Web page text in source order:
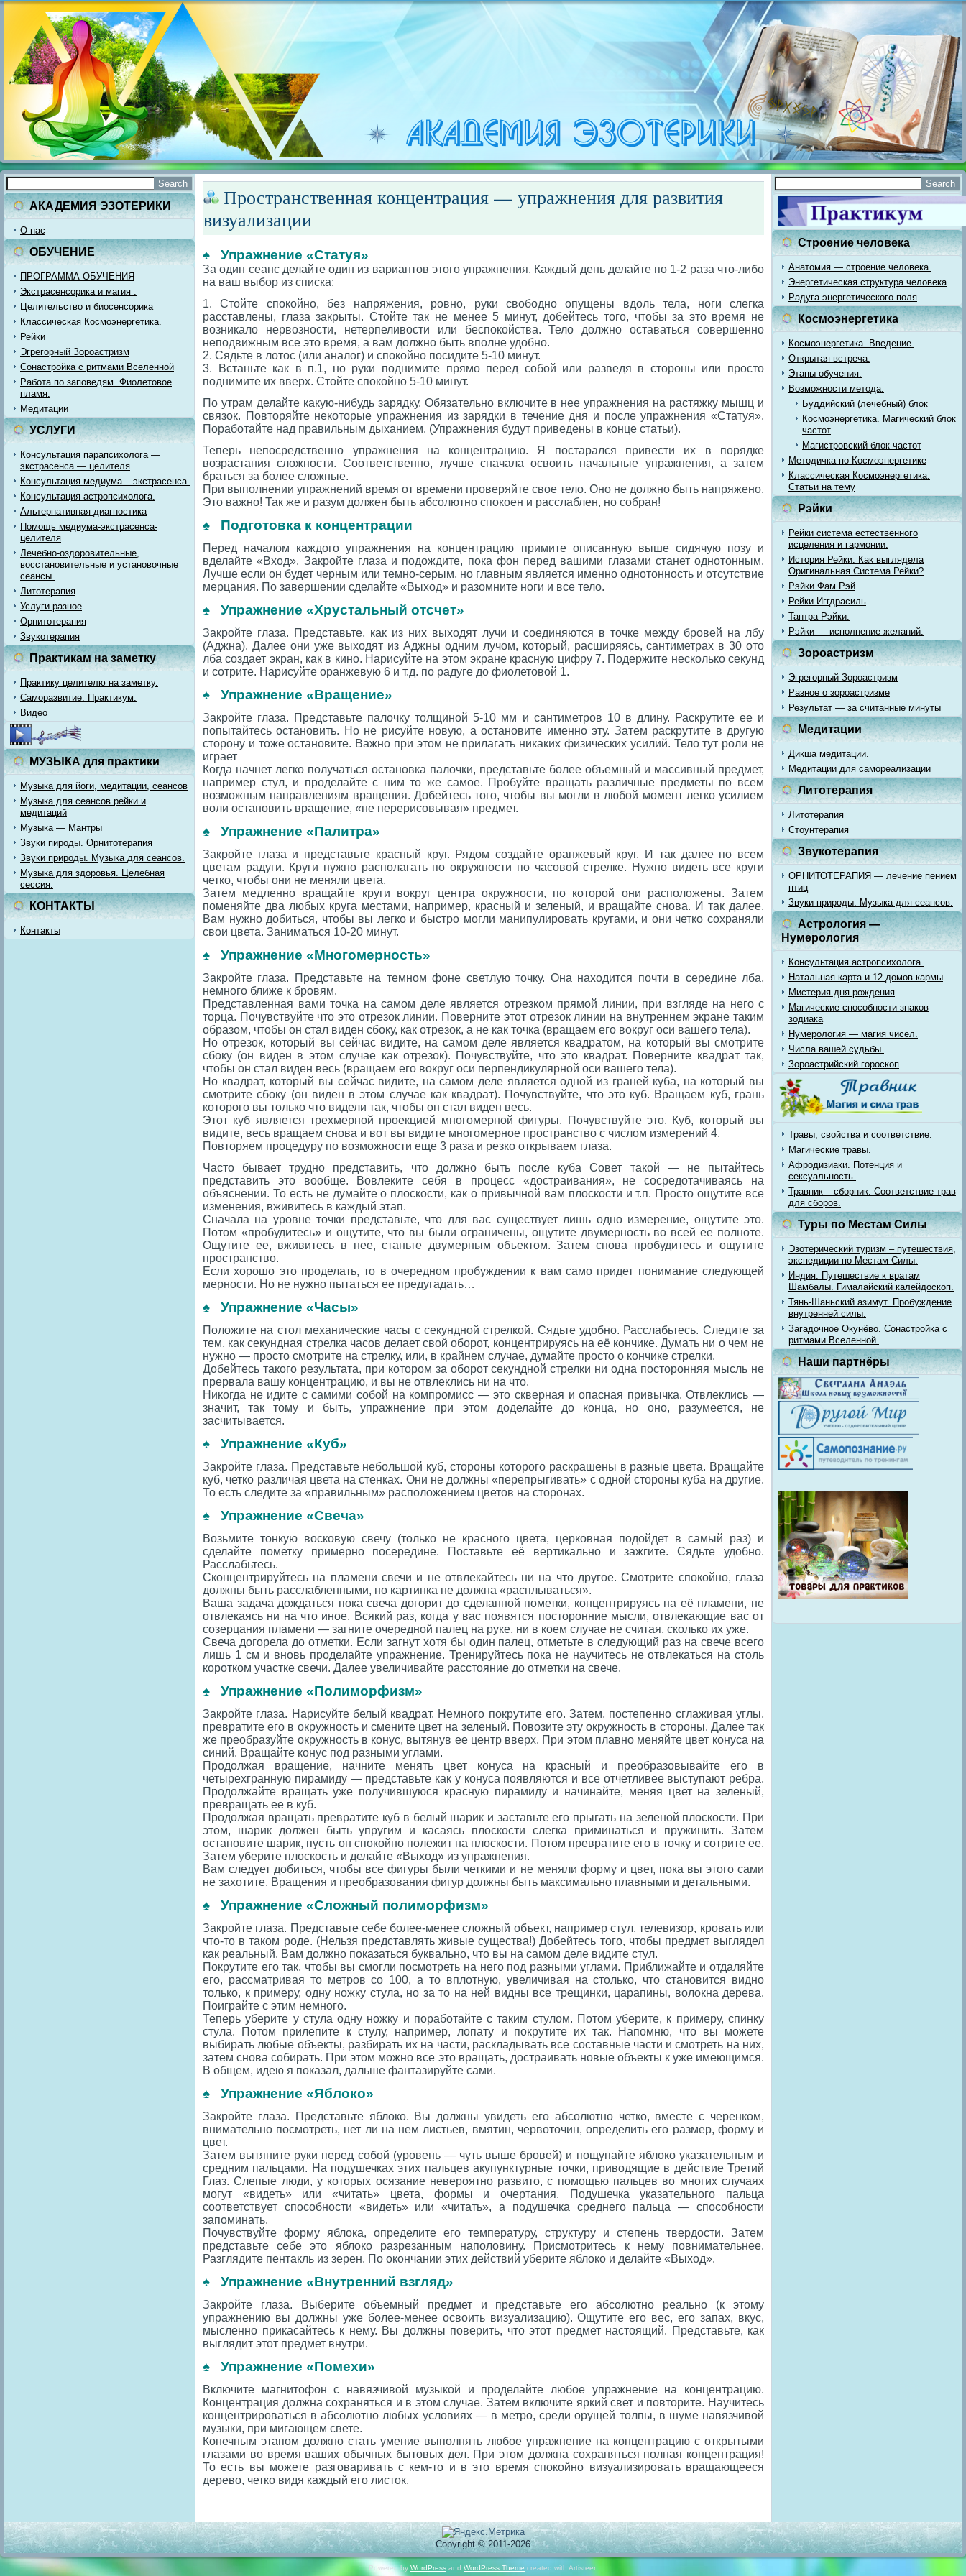
АКАДЕМИЯ ЭЗОТЕРИКИ
О нас
ОБУЧЕНИЕ
ПРОГРАММА ОБУЧЕНИЯ
Экстрасенсорика и магия .
Целительство и биосенсорика
Классическая Космоэнергетика.
Рейки
Эгрегорный Зороастризм
Сонастройка с ритмами Вселенной
Работа по заповедям. Фиолетовое
пламя.
Медитации
УСЛУГИ
Консультация парапсихолога —
экстрасенса — целителя
Консультация медиума – экстрасенса.
Консультация астропсихолога.
Альтернативная диагностика
Помощь медиума-экстрасенса-
целителя
Лечебно-оздоровительные,
восстановительные и установочные
сеансы.
Литотерапия
Услуги разное
Орнитотерапия
Звукотерапия
Практикам на заметку
Практику целителю на заметку.
Саморазвитие. Практикум.
Видео
МУЗЫКА для практики
Музыка для йоги, медитации, сеансов
Музыка для сеансов рейки и
медитаций
Музыка — Мантры
Звуки пироды. Орнитотерапия
Звуки природы. Музыка для сеансов.
Музыка для здоровья. Целебная
сессия.
КОНТАКТЫ
Контакты
Пространственная концентрация — упражнения для развития
визуализации
♠ Упражнение «Статуя»
За один сеанс делайте один из вариантов этого упражнения. Каждый день делайте по 1-2 раза что-либо
на ваш выбор из списка:
1. Стойте спокойно, без напряжения, ровно, руки свободно опущены вдоль тела, ноги слегка
расставлены, глаза закрыты. Стойте так не менее 5 минут, добейтесь того, чтобы за это время не
возникало нервозности, нетерпеливости или беспокойства. Тело должно оставаться совершенно
неподвижным все это время, а вам должно быть вполне удобно.
2. Сядьте в лотос (или аналог) и спокойно посидите 5-10 минут.
3. Встаньте как в п.1, но руки поднимите прямо перед собой или разведя в стороны или просто
поднимите их вверх. Стойте спокойно 5-10 минут.
По утрам делайте какую-нибудь зарядку. Обязательно включите в нее упражнения на растяжку мышц и
связок. Повторяйте некоторые упражнения из зарядки в течение дня и после упражнения «Статуя».
Поработайте над правильным дыханием. (Упражнения будут приведены в конце статьи).
Теперь непосредственно упражнения на концентрацию. Я постарался привести их в порядке
возрастания сложности. Соответственно, лучше сначала освоить начальные упражнения, а затем
браться за более сложные.
При выполнении упражнений время от времени проверяйте свое тело. Оно не должно быть напряжено.
Это важно! Так же и разум должен быть абсолютно спокоен и расслаблен, но собран!
♠ Подготовка к концентрации
Перед началом каждого упражнения на концентрацию примите описанную выше сидячую позу и
вделайте «Вход». Закройте глаза и подождите, пока фон перед вашими глазами станет однотонным.
Лучше если он будет черным или темно-серым, но главным является именно однотонность и отсутствие
мерцания. По завершении сделайте «Выход» и разомните ноги и все тело.
♠ Упражнение «Хрустальный отсчет»
Закройте глаза. Представьте, как из них выходят лучи и соединяются в точке между бровей на лбу
(Аджна). Далее они уже выходят из Аджны одним лучом, который, расширяясь, сантиметрах в 30 ото
лба создает экран, как в кино. Нарисуйте на этом экране красную цифру 7. Подержите несколько секунд
и сотрите. Нарисуйте оранжевую 6 и т.д. по радуге до фиолетовой 1.
♠ Упражнение «Вращение»
Закройте глаза. Представьте палочку толщиной 5-10 мм и сантиметров 10 в длину. Раскрутите ее и
попытайтесь остановить. Но не рисуйте новую, а остановите именно эту. Затем раскрутите в другую
сторону и тоже остановите. Важно при этом не прилагать никаких физических усилий. Тело тут роли не
играет
Когда начнет легко получаться остановка палочки, представьте более объемный и массивный предмет,
например стул, и проделайте с ним то же самое. Пробуйте вращать различные предметы по всем
возможным направлениям вращения. Добейтесь того, чтобы вы могли в любой момент легко усилием
воли остановить вращение, «не перерисовывая» предмет.
♠ Упражнение «Палитра»
Закройте глаза и представьте красный круг. Рядом создайте оранжевый круг. И так далее по всем
цветам радуги. Круги нужно располагать по окружности по часовой стрелке. Нужно видеть все круги
четко, чтобы они не меняли цвета.
Затем медленно вращайте круги вокруг центра окружности, по которой они расположены. Затем
поменяйте два любых круга местами, например, красный и зеленый, и вращайте снова. И так далее.
Вам нужно добиться, чтобы вы легко и быстро могли манипулировать кругами, и они четко сохраняли
свои цвета. Заниматься 10-20 минут.
♠ Упражнение «Многомерность»
Закройте глаза. Представьте на темном фоне светлую точку. Она находится почти в середине лба,
немного ближе к бровям.
Представленная вами точка на самом деле является отрезком прямой линии, при взгляде на него с
торца. Почувствуйте что это отрезок линии. Поверните этот отрезок линии на внутреннем экране таким
образом, чтобы он стал виден сбоку, как отрезок, а не как точка (вращаем его вокруг оси вашего тела).
Но отрезок, который вы сейчас видите, на самом деле является квадратом, на который вы смотрите
сбоку (он виден в этом случае как отрезок). Почувствуйте, что это квадрат. Поверните квадрат так,
чтобы он стал виден весь (вращаем его вокруг оси перпендикулярной оси вашего тела).
Но квадрат, который вы сейчас видите, на самом деле является одной из граней куба, на который вы
смотрите сбоку (он виден в этом случае как квадрат). Почувствуйте, что это куб. Вращаем куб, грань
которого вы только что видели так, чтобы он стал виден весь.
Этот куб является трехмерной проекцией многомерной фигуры. Почувствуйте это. Куб, который вы
видите, весь вращаем снова и вот вы видите многомерное пространство с числом измерений 4.
Повторяем процедуру по возможности еще 3 раза и резко открываем глаза.
Часто бывает трудно представить, что должно быть после куба Совет такой — не пытайтесь
представить это вообще. Вовлеките себя в процесс «достраивания», не сосредотачиваясь на
объяснении. То есть не думайте о плоскости, как о привычной вам плоскости и т.п. Просто ощутите все
изменения, вживитесь в каждый этап.
Сначала на уровне точки представьте, что для вас существует лишь одно измерение, ощутите это.
Потом «пробудитесь» и ощутите, что вы были ограничены, ощутите двумерность во всей ее полноте.
Ощутите ее, вживитесь в нее, станьте двумерным объектом. Затем снова пробудитесь и ощутите
пространство.
Если хорошо это проделать, то в очередном пробуждении к вам само придет понимание следующей
мерности. Но не нужно пытаться ее предугадать…
♠ Упражнение «Часы»
Положите на стол механические часы с секундной стрелкой. Сядьте удобно. Расслабьтесь. Следите за
тем, как секундная стрелка часов делает свой оборот, концентрируясь на её кончике. Думать ни о чем не
нужно — просто смотрите на стрелку, или, в крайнем случае, думайте просто о кончике стрелки.
Добейтесь такого результата, при котором за оборот секундной стрелки ни одна посторонняя мысль не
прервала вашу концентрацию, и вы не отвлеклись ни на что.
Никогда не идите с самими собой на компромисс — это скверная и опасная привычка. Отвлеклись —
значит, так тому и быть, упражнение при этом доделайте до конца, но оно, разумеется, не
засчитывается.
♠ Упражнение «Куб»
Закройте глаза. Представьте небольшой куб, стороны которого раскрашены в разные цвета. Вращайте
куб, четко различая цвета на стенках. Они не должны «перепрыгивать» с одной стороны куба на другие.
То есть следите за «правильным» расположением цветов на сторонах.
♠ Упражнение «Свеча»
Возьмите тонкую восковую свечу (только не красного цвета, церковная подойдет в самый раз) и
сделайте пометку примерно посередине. Поставьте её вертикально и зажгите. Сядьте удобно.
Расслабьтесь.
Сконцентрируйтесь на пламени свечи и не отвлекайтесь ни на что другое. Смотрите спокойно, глаза
должны быть расслабленными, но картинка не должна «расплываться».
Ваша задача дождаться пока свеча догорит до сделанной пометки, концентрируясь на её пламени, не
отвлекаясь ни на что иное. Всякий раз, когда у вас появятся посторонние мысли, отвлекающие вас от
созерцания пламени — загните очередной палец на руке, ни в коем случае не считая, сколько их уже.
Свеча догорела до отметки. Если загнут хотя бы один палец, отметьте в следующий раз на свече всего
лишь 1 см и вновь проделайте упражнение. Тренируйтесь пока не научитесь не отвлекаться на столь
коротком участке свечи. Далее увеличивайте расстояние до отметки на свече.
♠ Упражнение «Полиморфизм»
Закройте глаза. Нарисуйте белый квадрат. Немного покрутите его. Затем, постепенно сглаживая углы,
превратите его в окружность и смените цвет на зеленый. Повозите эту окружность в стороны. Далее так
же преобразуйте окружность в конус, вытянув ее центр вверх. При этом плавно меняйте цвет конуса на
синий. Вращайте конус под разными углами.
Продолжая вращение, начните менять цвет конуса на красный и преобразовывайте его в
четырехгранную пирамиду — представьте как у конуса появляются и все отчетливее выступают ребра.
Продолжайте вращать уже получившуюся красную пирамиду и начинайте, меняя цвет на зеленый,
превращать ее в куб.
Продолжая вращать превратите куб в белый шарик и заставьте его прыгать на зеленой плоскости. При
этом, шарик должен быть упругим и касаясь плоскости слегка приминаться и пружинить. Затем
остановите шарик, пусть он спокойно полежит на плоскости. Потом превратите его в точку и сотрите ее.
Затем уберите плоскость и делайте «Выход» из упражнения.
Вам следует добиться, чтобы все фигуры были четкими и не меняли форму и цвет, пока вы этого сами
не захотите. Вращения и преобразования фигур должны быть максимально плавными и детальными.
♠ Упражнение «Сложный полиморфизм»
Закройте глаза. Представьте себе более-менее сложный объект, например стул, телевизор, кровать или
что-то в таком роде. (Нельзя представлять живые существа!) Добейтесь того, чтобы предмет выглядел
как реальный. Вам должно показаться буквально, что вы на самом деле видите стул.
Покрутите его так, чтобы вы смогли посмотреть на него под разными углами. Приближайте и отдаляйте
его, рассматривая то метров со 100, а то вплотную, увеличивая на столько, что становится видно
только, к примеру, одну ножку стула, но за то на ней видны все трещинки, царапины, волокна дерева.
Поиграйте с этим немного.
Теперь уберите у стула одну ножку и поработайте с таким стулом. Потом уберите, к примеру, спинку
стула. Потом прилепите к стулу, например, лопату и покрутите их так. Напомню, что вы можете
выбирать любые объекты, разбирать их на части, раскладывать все составные части и смотреть на них,
затем снова собирать. При этом можно все это вращать, достраивать новые объекты к уже имеющимся.
В общем, идею я показал, дальше фантазируйте сами.
♠ Упражнение «Яблоко»
Закройте глаза. Представьте яблоко. Вы должны увидеть его абсолютно четко, вместе с черенком,
внимательно посмотреть, нет ли на нем листьев, вмятин, червоточин, определить его размер, форму и
цвет.
Затем вытяните руки перед собой (уровень — чуть выше бровей) и пощупайте яблоко указательным и
средним пальцами. На подушечках этих пальцев акупунктурные точки, приводящие в действие Третий
Глаз. Слепые люди, у которых осязание невероятно развито, с помощью пальцев во многих случаях
могут «видеть» или «читать» цвета, формы и очертания. Подушечка указательного пальца
соответствует способности «видеть» или «читать», а подушечка среднего пальца — способности
запоминать.
Почувствуйте форму яблока, определите его температуру, структуру и степень твердости. Затем
представьте себе это яблоко разрезанным наполовину. Присмотритесь к нему повнимательнее.
Разглядите пентакль из зерен. По окончании этих действий уберите яблоко и делайте «Выход».
♠ Упражнение «Внутренний взгляд»
Закройте глаза. Выберите объемный предмет и представьте его абсолютно реально (к этому
упражнению вы должны уже более-менее освоить визуализацию). Ощутите его вес, его запах, вкус,
мысленно прикасайтесь к нему. Вы должны поверить, что этот предмет настоящий. Представьте, как
выглядит этот предмет внутри.
♠ Упражнение «Помехи»
Включите магнитофон с навязчивой музыкой и проделайте любое упражнение на концентрацию.
Концентрация должна сохраняться и в этом случае. Затем включите яркий свет и повторите. Научитесь
концентрироваться в абсолютно любых условиях — в метро, среди орущей толпы, в шуме навязчивой
музыки, при мигающем свете.
Конечным этапом должно стать умение выполнять любое упражнение на концентрацию с открытыми
глазами во время ваших обычных бытовых дел. При этом должна сохраняться полная концентрация!
То есть вы можете разговаривать с кем-то и в это время спокойно визуализировать вращающееся
дерево, четко видя каждый его листок.
Строение человека
Анатомия — строение человека.
Энергетическая структура человека
Радуга энергетического поля
Космоэнергетика
Космоэнергетика. Введение.
Открытая встреча.
Этапы обучения.
Возможности метода.
Буддийский (лечебный) блок
Космоэнергетика. Магический блок
частот
Магистровский блок частот
Методичка по Космоэнергетике
Классическая Космоэнергетика.
Статьи на тему
Рэйки
Рейки система естественного
исцеления и гармонии.
История Рейки: Как выглядела
Оригинальная Система Рейки?
Рэйки Фам Рэй
Рейки Иггдрасиль
Тантра Рэйки.
Рэйки — исполнение желаний.
Зороастризм
Эгрегорный Зороастризм
Разное о зороастризме
Результат — за считанные минуты
Медитации
Дикша медитации.
Медитации для самореализации
Литотерапия
Литотерапия
Стоунтерапия
Звукотерапия
ОРНИТОТЕРАПИЯ — лечение пением
птиц
Звуки природы. Музыка для сеансов.
Астрология —
Нумерология
Консультация астропсихолога.
Натальная карта и 12 домов кармы
Мистерия дня рождения
Магические способности знаков
зодиака
Нумерология — магия чисел.
Числа вашей судьбы.
Зороастрийский гороскоп
Травы, свойства и соответствие.
Магические травы.
Афродизиаки. Потенция и
сексуальность.
Травник – сборник. Соответствие трав
для сборов.
Туры по Местам Силы
Эзотерический туризм – путешествия,
экспедиции по Местам Силы.
Индия. Путешествие к вратам
Шамбалы. Гималайский калейдоскоп.
Тянь-Шаньский азимут. Пробуждение
внутренней силы.
Загадочное Окунёво. Сонастройка с
ритмами Вселенной.
Наши партнёры
Copyright © 2011-2026
Powered by WordPress and WordPress Theme created with Artisteer.